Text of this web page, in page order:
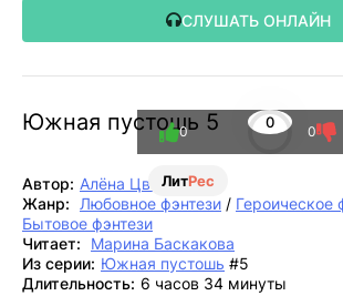
СЛУШАТЬ ОНЛАЙН
Южная пустошь 5
ЛитРес
0
0 0
Автор: Алёна Цветкова
Жанр:
Любовное фэнтези / Героическое
Бытовое фэнтези
Читает:
Марина Баскакова
Из серии: Южная пустошь #5
Длительность: 6 часов 34 минуты